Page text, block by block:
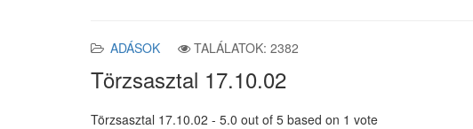
ADÁSOK TALÁLATOK: 2382
Törzsasztal 17.10.02
Törzsasztal 17.10.02 - 5.0 out of 5 based on 1 vote